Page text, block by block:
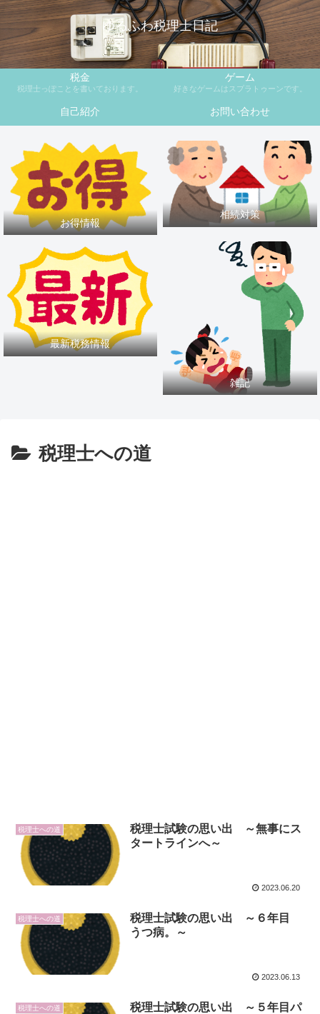
ゆるふわ税理士日記
税金
税理士っぽことを書いております。
ゲーム
好きなゲームはスプラトゥーンです。
自己紹介 お問い合わせ
お得情報
相続対策
最新税務情報
雑記
税理士への道
税理士への道
税理士試験の思い出 ～無事にス
タートラインへ～
2023.06.20
税理士への道
税理士試験の思い出 ～６年目
うつ病。～
2023.06.13
税理士への道
税理士試験の思い出 ～５年目パ